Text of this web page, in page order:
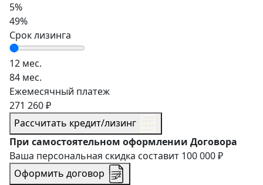
5%
49%
Срок лизинга
12 мес.
84 мес.
Ежемесячный платеж
271 260 ₽
Рассчитать кредит/лизинг
При самостоятельном оформлении Договора
Ваша персональная скидка составит 100 000 ₽
Оформить договор